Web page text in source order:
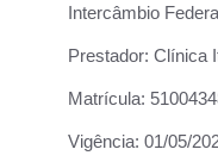
Intercâmbio
Prestador: Clínica
Matrícula:
Vigência: 01/05/